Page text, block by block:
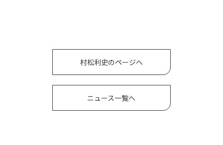
村松利史のページへ
ニュース一覧へ